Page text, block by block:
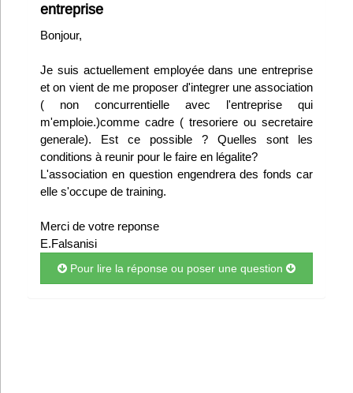
Partager
VieAsso
Infos
Divers
Abo Lettrasso
Désabo Lettrasso
entreprise
Bonjour,
Je suis actuellement employée dans une entreprise
et on vient de me proposer d'integrer une association
( non concurrentielle avec l'entreprise qui
m'emploie.)comme cadre ( tresoriere ou secretaire
generale). Est ce possible ? Quelles sont les
conditions à reunir pour le faire en légalite?
L'association en question engendrera des fonds car
elle s'occupe de training.
Merci de votre reponse
E.Falsanisi
Pour lire la réponse ou poser une question